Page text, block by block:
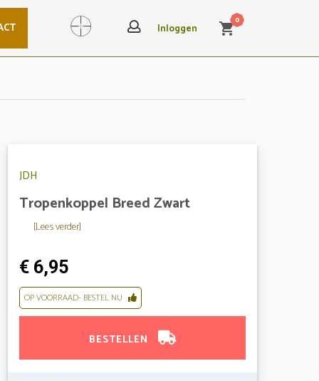
Inloggen shopping_cart0
Search
JDH
Tropenkoppel Breed Zwart
[Lees verder]
€ 6,95
OP VOORRAAD- BESTEL NU
BESTELLEN